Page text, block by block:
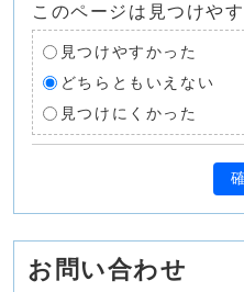
このページは見つけや
見つけやすかった
どちらともいえない
見つけにくかった
お問い合わせ